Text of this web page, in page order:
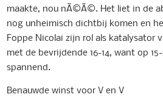
maakte, nou nÃ©Ã©. Het liet in de
nog unheimisch dichtbij komen en
Foppe Nicolai zijn rol als katalysator
met de bevrijdende 16-14, want op
spannend.
Benauwde winst voor V en V